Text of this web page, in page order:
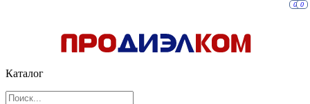
Каталог
0 0